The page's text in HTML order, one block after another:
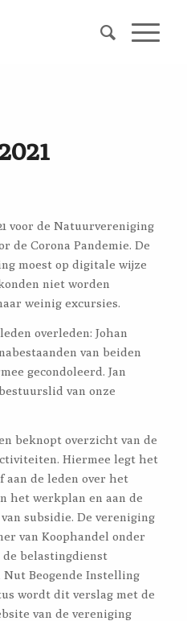
voor de Natuurvereniging
de Corona Pandemie. De
moest op digitale wijze
niet worden
weinig excursies.
overleden: Johan
van beiden
gecondoleerd. Jan
van onze
beknopt overzicht van de
Hiermee legt het
aan de leden over het
het werkplan en aan de
subsidie. De vereniging
van Koophandel onder
de belastingdienst
Nut Beogende Instelling
wordt dit verslag met de
van de vereniging